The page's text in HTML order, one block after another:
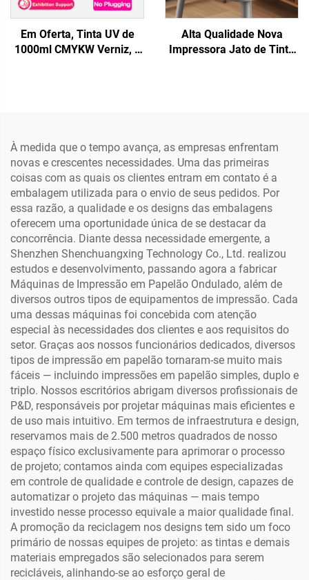
Em Oferta, Tinta UV de
1000ml CMYKW Verniz, 6
Alta Qualidade Nova
Impressora Jato de Tinta
Sapatos, Jeans e Meias
À medida que o tempo avança, as empresas enfrentam
novas e crescentes necessidades. Uma das primeiras
coisas com as quais os clientes entram em contato é a
embalagem utilizada para o envio de seus pedidos. Por
essa razão, a qualidade e os designs das embalagens
oferecem uma oportunidade única de se destacar da
concorrência. Diante dessa necessidade emergente, a
Shenzhen Shenchuangxing Technology Co., Ltd. realizou
estudos e desenvolvimento, passando agora a fabricar
Máquinas de Impressão em Papelão Ondulado, além de
diversos outros tipos de equipamentos de impressão. Cada
uma dessas máquinas foi concebida com atenção
especial às necessidades dos clientes e aos requisitos do
setor. Graças aos nossos funcionários dedicados, diversos
tipos de impressão em papelão tornaram-se muito mais
fáceis — incluindo impressões em papelão simples, duplo e
triplo. Nossos escritórios abrigam diversos profissionais de
P&D, responsáveis por projetar máquinas mais eficientes e
de uso mais intuitivo. Em termos de infraestrutura e design,
reservamos mais de 2.500 metros quadrados de nosso
espaço físico exclusivamente para aprimorar o processo
de projeto; contamos ainda com equipes especializadas
em controle de qualidade e controle de design, capazes de
automatizar o projeto das máquinas — mais tempo
investido nesse processo equivale a maior qualidade final.
A promoção da reciclagem nos designs tem sido um foco
primário de nossas equipes de projeto: as tintas e demais
materiais empregados são selecionados para serem
recicláveis, alinhando-se ao esforço geral de